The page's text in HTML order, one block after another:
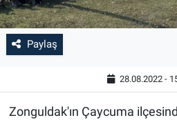
Paylaş
28.08.2022 -
Zonguldak'ın Çaycuma